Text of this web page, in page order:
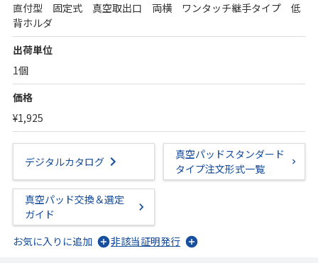
直付型 固定式 真空取出口 両横 ワンタッチ継手タイプ 低
背ホルダ
出荷単位
1個
価格
¥1,925
デジタルカタログ
真空パッドスタンダード
タイプ注文形式一覧
真空パッド交換＆選定
ガイド
お気に入りに追加
非該当証明発行